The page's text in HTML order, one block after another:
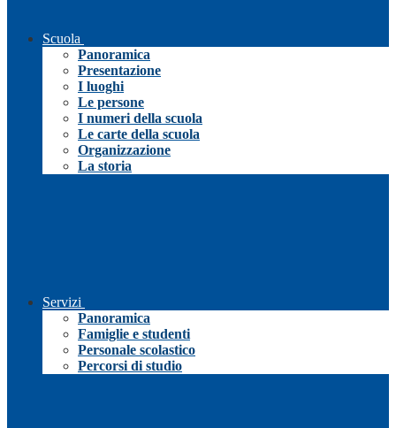
Scuola
Panoramica
Presentazione
I luoghi
Le persone
I numeri della scuola
Le carte della scuola
Organizzazione
La storia
Servizi
Panoramica
Famiglie e studenti
Personale scolastico
Percorsi di studio